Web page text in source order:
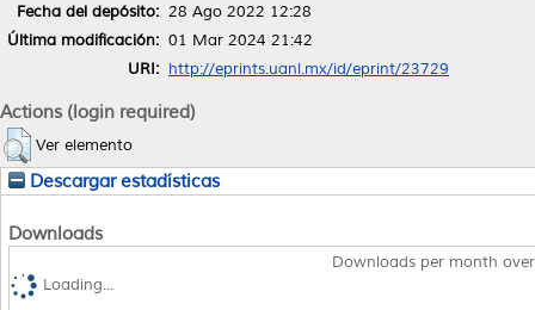
Fecha del depósito: 28 Ago 2022 12:28
Última modificación: 01 Mar 2024 21:42
URI: http://eprints.uanl.mx/id/eprint/23729
Actions (login required)
Ver elemento
Descargar estadísticas
Downloads
Downloads per month
Loading...